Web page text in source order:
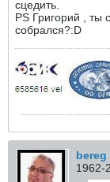
сцедить.
PS Григорий , ты
собрался?:D
bereg
1962-